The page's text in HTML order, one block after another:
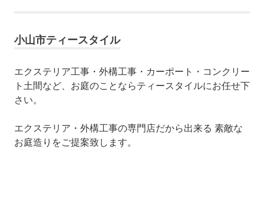
ナ
ビ
ゲ
ー
シ
ョ
小山市ティースタイル
エクステリア工事・外構工事・カーポート・コンクリー
ト土間など、お庭のことならティースタイルにお任せ下
さい。
エクステリア・外構工事の専門店だから出来る 素敵な
お庭造りをご提案致します。